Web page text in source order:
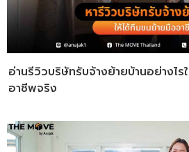
อ่านรีวิวบริษัทรับจ้างย้ายบ้านอย่างไ
อาชีพจริง